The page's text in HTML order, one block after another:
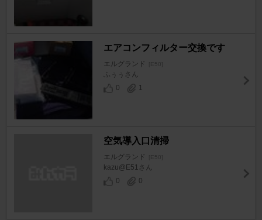
エアコンフィルター交換です
エルグランド [E50]
ふぅぅさん
0
1
空気導入口清掃
エルグランド [E50]
kazu@E51さん
0
0